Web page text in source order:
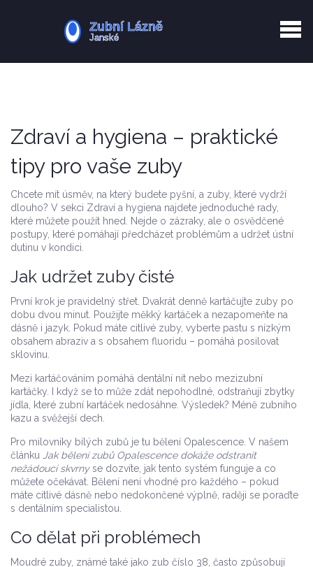
Zotavení po extrakci
Zdraví a hygiena – praktické
tipy pro vaše zuby
Chcete mít úsměv, na který budete pyšní, a zuby, které vydrží
dlouho? V sekci Zdraví a hygiena najdete jednoduché rady,
které můžete použít hned. Nejde o zázraky, ale o osvědčené
postupy, které pomáhají předcházet problémům a udržet ústní
dutinu v kondici.
Jak udržet zuby čisté
První krok je pravidelný střet. Dvakrát denně kartáčujte zuby po
dobu dvou minut. Použijte měkký kartáček a nezapomeňte na
dásně i jazyk. Pokud máte citlivé zuby, vyberte pastu s nízkým
obsahem abraziv a s obsahem fluoridu – pomáhá posilovat
sklovinu.
Mezi kartáčováním pomáhá dentální nit nebo mezizubní
kartáčky. I když se to může zdát nepohodlné, odstraňují zbytky
jídla, které zubní kartáček nedosáhne. Výsledek? Méně zubního
kazu a svěžejší dech.
Pro milovníky bílých zubů je tu bělení Opalescence. V našem
článku Jak bělení zubů Opalescence dokáže odstranit
nežádoucí skvrnyse dozvíte, jak tento systém funguje a co
můžete očekávat. Bělení není vhodné pro každého – pokud
máte citlivé dásně nebo nedokončené výplně, raději se poraďte
s dentálním specialistou.
Co dělat při problémech
Moudré zuby, známé také jako zub číslo 38, často způsobují